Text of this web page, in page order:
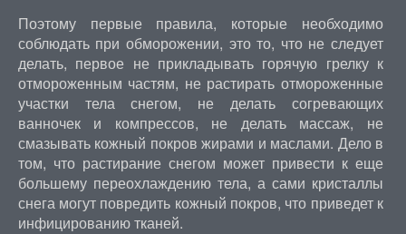
Поэтому первые правила, которые необходимо
соблюдать при обморожении, это то, что не следует
делать, первое не прикладывать горячую грелку к
отмороженным частям, не растирать отмороженные
участки тела снегом, не делать согревающих
ванночек и компрессов, не делать массаж, не
смазывать кожный покров жирами и маслами. Дело в
том, что растирание снегом может привести к еще
большему переохлаждению тела, а сами кристаллы
снега могут повредить кожный покров, что приведет к
инфицированию тканей.